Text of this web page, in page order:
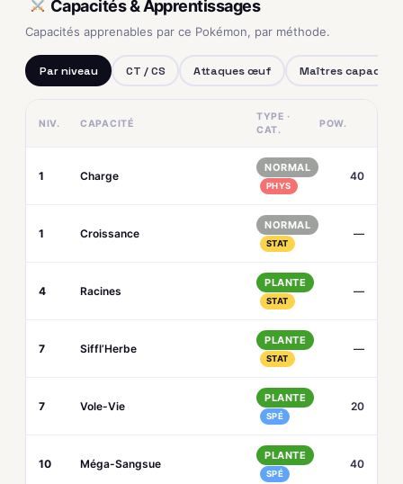
Capacités & Apprentissages
Capacités apprenables par ce Pokémon, par méthode.
Par niveau CT / CS Attaques œuf Maîtres capacités
NIV. CAPACITÉ
TYPE ·
CAT.
POW.
1 Charge
NORMAL
PHYS
40
1 Croissance
NORMAL
STAT
—
4 Racines
PLANTE
STAT
—
7 Siffl’Herbe
PLANTE
STAT
—
7 Vole-Vie
PLANTE
SPÉ
20
10 Méga-Sangsue
PLANTE
SPÉ
40